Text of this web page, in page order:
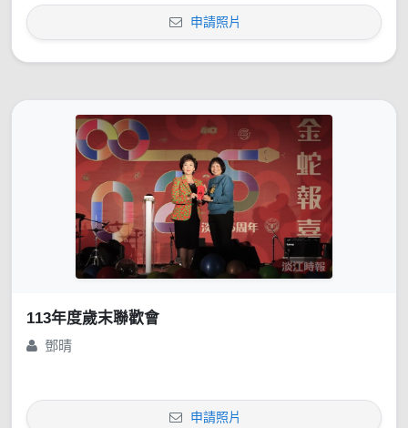
申請照片
113年度歲末聯歡會
鄧晴
申請照片